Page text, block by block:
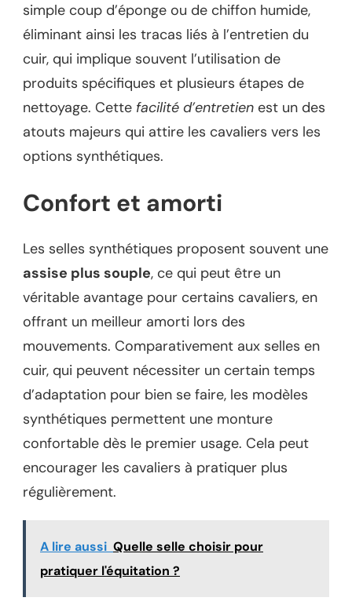
simple coup d’éponge ou de chiffon humide,
éliminant ainsi les tracas liés à l’entretien du
cuir, qui implique souvent l’utilisation de
produits spécifiques et plusieurs étapes de
nettoyage. Cette facilité d’entretien est un des
atouts majeurs qui attire les cavaliers vers les
options synthétiques.
Confort et amorti
Les selles synthétiques proposent souvent une
assise plus souple, ce qui peut être un
véritable avantage pour certains cavaliers, en
offrant un meilleur amorti lors des
mouvements. Comparativement aux selles en
cuir, qui peuvent nécessiter un certain temps
d’adaptation pour bien se faire, les modèles
synthétiques permettent une monture
confortable dès le premier usage. Cela peut
encourager les cavaliers à pratiquer plus
régulièrement.
A lire aussi Quelle selle choisir pour
pratiquer l'équitation ?